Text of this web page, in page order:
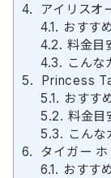
4. アイリスオ
4.1. おすす
4.2. 料金目
4.3. こんな
5. Princess
5.1. おすす
5.2. 料金目
5.3. こんな
6. タイガー
6.1. おすす